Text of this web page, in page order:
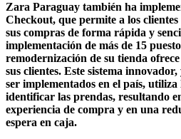
Zara Paraguay también ha
Checkout, que permite a los
sus compras de forma rápida y
implementación de más de 15
remodernización de su tienda
sus clientes. Este sistema
ser implementados en el país,
identificar las prendas, resultando
experiencia de compra y en una
espera en caja.